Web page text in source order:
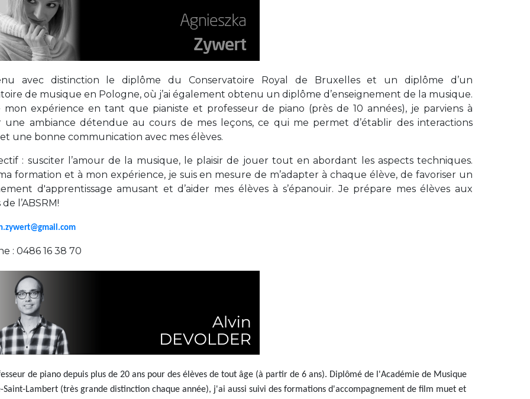
+32 (0)472 07 35 25
periscolaire.berkendael@apeee-bxl1-services.be
BE91 3631 6790 0976
Garderie Uccle
+32 (0)2 375 31 35
garderie@apeee-bxl1-services.be
BE72 3100 8650 7316
Lockers
+32 (0)2 373 87 68
casiers@apeee-bxl1-services.be
BE52 3101 4777 1809
Natation (toutes les écoles)
+32 (0)2 375 31 35
natation@apeee-bxl1-services.be
avec distinction le diplôme du Conservatoire Royal de Bruxelles et un diplôme d’un
de musique en Pologne, où j’ai également obtenu un diplôme d’enseignement de la musique.
mon expérience en tant que pianiste et professeur de piano (près de 10 années), je parviens à
une ambiance détendue au cours de mes leçons, ce qui me permet d’établir des interactions
une bonne communication avec mes élèves.
: susciter l’amour de la musique, le plaisir de jouer tout en abordant les aspects techniques.
formation et à mon expérience, je suis en mesure de m’adapter à chaque élève, de favoriser un
d'apprentissage amusant et d’aider mes élèves à s’épanouir. Je prépare mes élèves aux
l’ABSRM!
: 0486 16 38 70
de piano depuis plus de 20 ans pour des élèves de tout âge (à partir de 6 ans). Diplômé de l'Académie de Musique
Saint-Lambert (très grande distinction chaque année), j'ai aussi suivi des formations d'accompagnement de film muet et